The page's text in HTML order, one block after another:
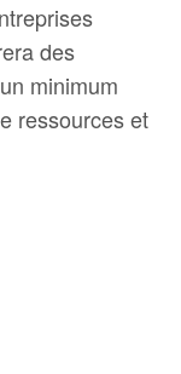
des
minimum
ressources et